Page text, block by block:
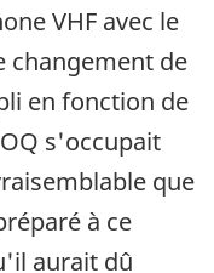
VHF avec le
changement de
en fonction de
s'occupait
que
à ce
aurait dû